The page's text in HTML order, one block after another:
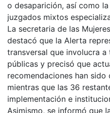
o desaparición, así como
juzgados mixtos
La secretaria de las
destacó que la Alerta
transversal que involucra
públicas y precisó que
recomendaciones han
mientras que las 36
implementación e
Asimismo, se informó que